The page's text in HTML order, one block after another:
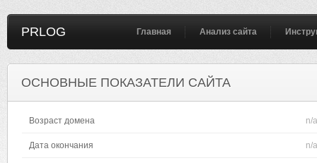
PRLOG Главная Анализ сайта
ОСНОВНЫЕ ПОКАЗАТЕЛИ САЙТА
Возраст домена n/a
Дата окончания n/a